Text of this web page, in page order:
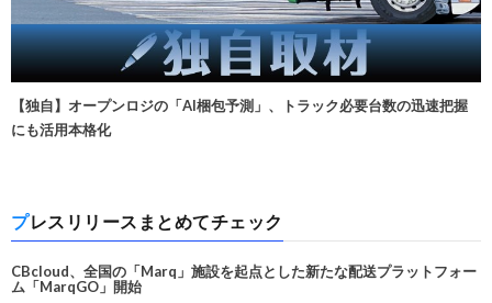
【独自】オープンロジの「AI梱包予測」、トラック必要台数の迅速把握
にも活用本格化
プレスリリースまとめてチェック
CBcloud、全国の「Marq」施設を起点とした新たな配送プラットフォー
ム「MarqGO」開始